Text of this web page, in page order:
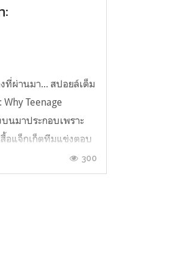
ที่ผ่านมา... สปอยล์เต็ม
Teenage
บนมาประกอบเพราะ
อแจ็กเก็ตทีมแข่งตอบ
ะ) และนั่นคือสิ่งที่หนัง
าวของซูเปอร์ฮีโร่ที่ยัง
300